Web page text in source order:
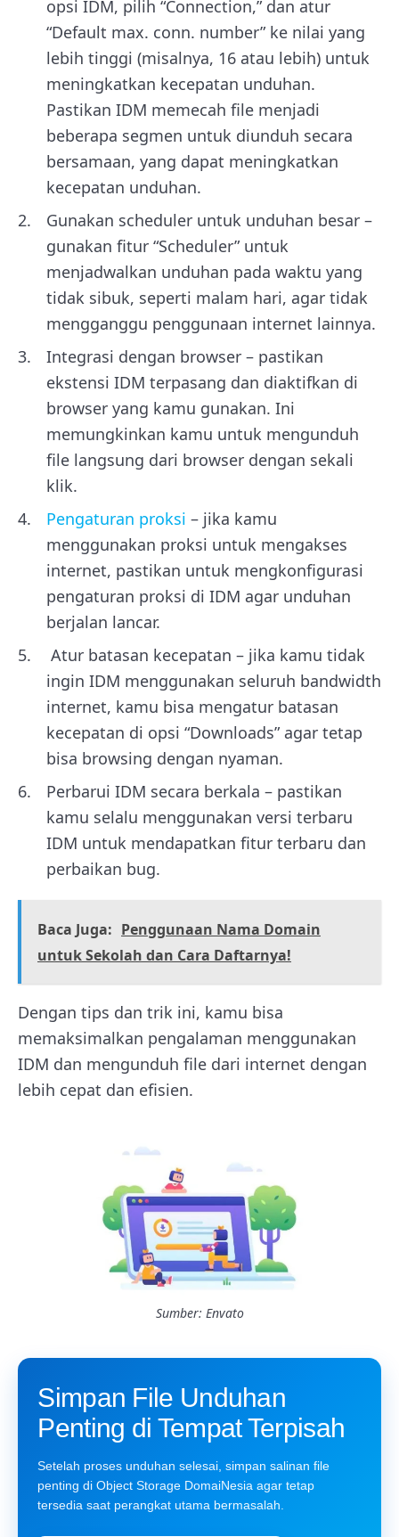
opsi IDM, pilih “Connection,” dan atur
“Default max. conn. number” ke nilai yang
lebih tinggi (misalnya, 16 atau lebih) untuk
meningkatkan kecepatan unduhan.
Pastikan IDM memecah file menjadi
beberapa segmen untuk diunduh secara
bersamaan, yang dapat meningkatkan
kecepatan unduhan.
Gunakan scheduler untuk unduhan besar –
gunakan fitur “Scheduler” untuk
menjadwalkan unduhan pada waktu yang
tidak sibuk, seperti malam hari, agar tidak
mengganggu penggunaan internet lainnya.
Integrasi dengan browser – pastikan
ekstensi IDM terpasang dan diaktifkan di
browser yang kamu gunakan. Ini
memungkinkan kamu untuk mengunduh
file langsung dari browser dengan sekali
klik.
Pengaturan proksi – jika kamu
menggunakan proksi untuk mengakses
internet, pastikan untuk mengkonfigurasi
pengaturan proksi di IDM agar unduhan
berjalan lancar.
Atur batasan kecepatan – jika kamu tidak
ingin IDM menggunakan seluruh bandwidth
internet, kamu bisa mengatur batasan
kecepatan di opsi “Downloads” agar tetap
bisa browsing dengan nyaman.
Perbarui IDM secara berkala – pastikan
kamu selalu menggunakan versi terbaru
IDM untuk mendapatkan fitur terbaru dan
perbaikan bug.
Baca Juga: Penggunaan Nama Domain
untuk Sekolah dan Cara Daftarnya!
Dengan tips dan trik ini, kamu bisa
memaksimalkan pengalaman menggunakan
IDM dan mengunduh file dari internet dengan
lebih cepat dan efisien.
Sumber: Envato
Simpan File Unduhan
Penting di Tempat Terpisah
Setelah proses unduhan selesai, simpan salinan file
penting di Object Storage DomaiNesia agar tetap
tersedia saat perangkat utama bermasalah.